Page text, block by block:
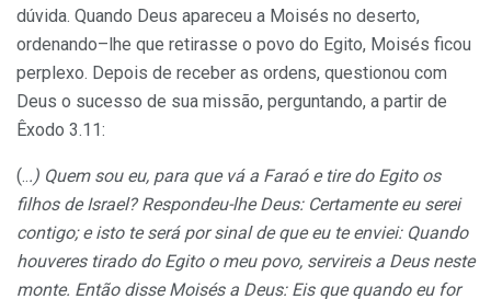
dúvida. Quando Deus apareceu a Moisés no deserto,
ordenando–lhe que retirasse o povo do Egito, Moisés ficou
perplexo. Depois de receber as ordens, questionou com
Deus o sucesso de sua missão, perguntando, a partir de
Êxodo 3.11:
(...) Quem sou eu, para que vá a Faraó e tire do Egito os
filhos de Israel? Respondeu-lhe Deus: Certamente eu serei
contigo; e isto te será por sinal de que eu te enviei: Quando
houveres tirado do Egito o meu povo, servireis a Deus neste
monte. Então disse Moisés a Deus: Eis que quando eu for